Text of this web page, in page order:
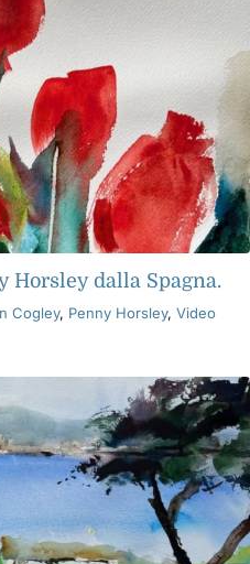
Horsley dalla Spagna.
Cogley, Penny Horsley, Video